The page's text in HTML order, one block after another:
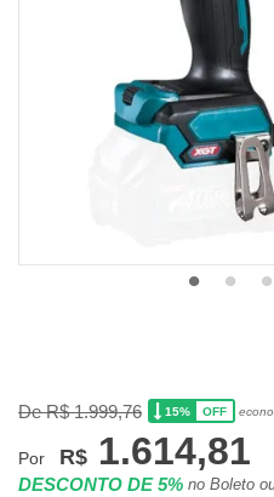
De R$ 1.999,76 15% OFF
Por R$ 1.614,81
DESCONTO DE 5% no Boleto